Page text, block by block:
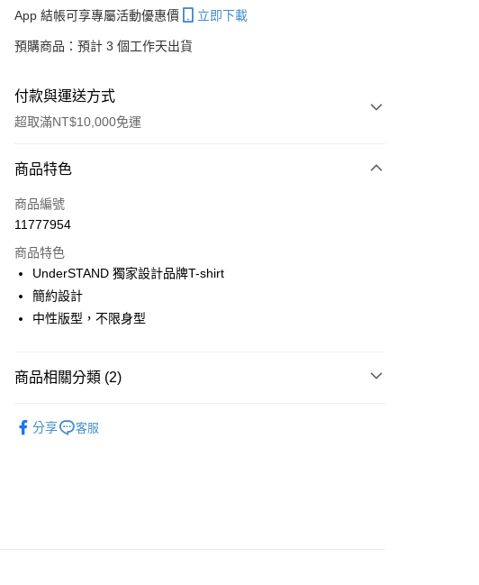
App 結帳可享專屬活動優惠價 立即下載
預購商品：預計 3 個工作天出貨
付款與運送方式
超取滿NT$10,000免運
付款方式
信用卡一次付款
LINE Pay
Apple Pay
全家店到店
商品特色
商品編號
11777954
商品特色
UnderSTAND 獨家設計品牌T-shirt
簡約設計
中性版型，不限身型
商品相關分類 (2)
分享 客服